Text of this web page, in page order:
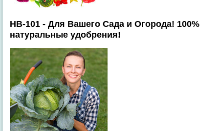
HB-101 - Для Вашего Сада и Огорода! 100%
натуральные удобрения!